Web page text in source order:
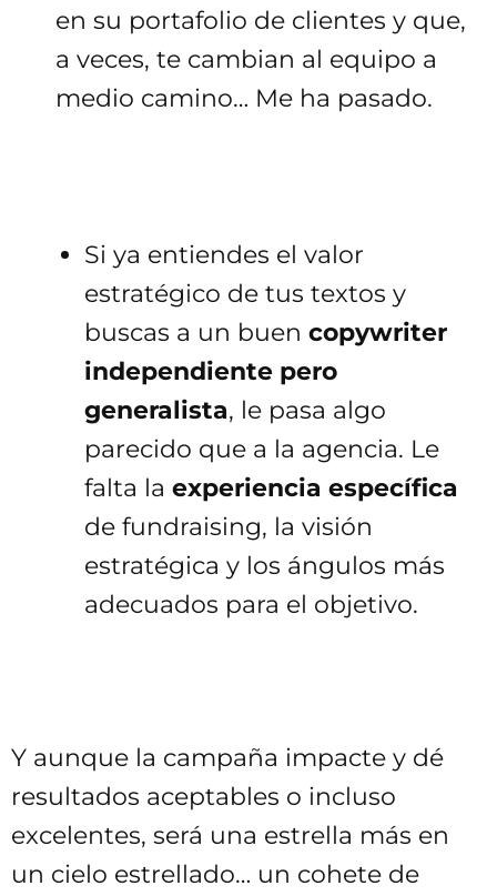
en su portafolio de clientes y que,
a veces, te cambian al equipo a
medio camino… Me ha pasado.
Si ya entiendes el valor
estratégico de tus textos y
buscas a un buen copywriter
independiente pero
generalista, le pasa algo
parecido que a la agencia. Le
falta la experiencia específica
de fundraising, la visión
estratégica y los ángulos más
adecuados para el objetivo.
Y aunque la campaña impacte y dé
resultados aceptables o incluso
excelentes, será una estrella más en
un cielo estrellado… un cohete de